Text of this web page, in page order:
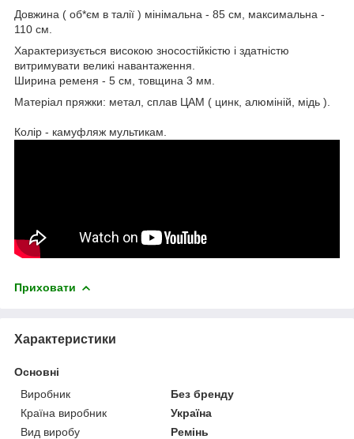
Довжина ( об*єм в талії ) мінімальна - 85 см, максимальна -
110 см.
Характеризується високою зносостійкістю і здатністю
витримувати великі навантаження.
Ширина ременя - 5 см, товщина 3 мм.
Матеріал пряжки: метал, сплав ЦАМ ( цинк, алюміній, мідь ).
Колір - камуфляж мультикам.
Приховати
Характеристики
Основні
Виробник
Без бренду
Країна виробник
Україна
Вид виробу
Ремінь